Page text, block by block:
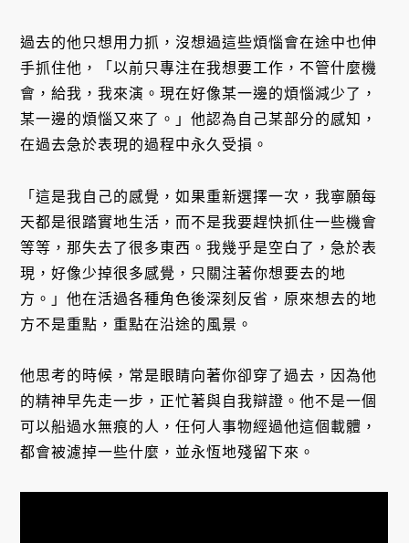
過去的他只想用力抓，沒想過這些煩惱會在途中也伸
手抓住他，「以前只專注在我想要工作，不管什麼機
會，給我，我來演。現在好像某一邊的煩惱減少了，
某一邊的煩惱又來了。」他認為自己某部分的感知，
在過去急於表現的過程中永久受損。
「這是我自己的感覺，如果重新選擇一次，我寧願每
天都是很踏實地生活，而不是我要趕快抓住一些機會
等等，那失去了很多東西。我幾乎是空白了，急於表
現，好像少掉很多感覺，只關注著你想要去的地
方。」他在活過各種角色後深刻反省，原來想去的地
方不是重點，重點在沿途的風景。
他思考的時候，常是眼睛向著你卻穿了過去，因為他
的精神早先走一步，正忙著與自我辯證。他不是一個
可以船過水無痕的人，任何人事物經過他這個載體，
都會被濾掉一些什麼，並永恆地殘留下來。